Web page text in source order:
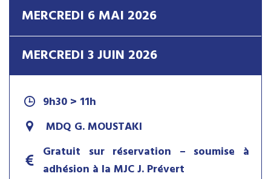
MERCREDI 6 MAI 2026
MERCREDI 3 JUIN 2026
9h30 > 11h
MDQ G. MOUSTAKI
Gratuit sur réservation – soumise à
adhésion à la MJC J. Prévert